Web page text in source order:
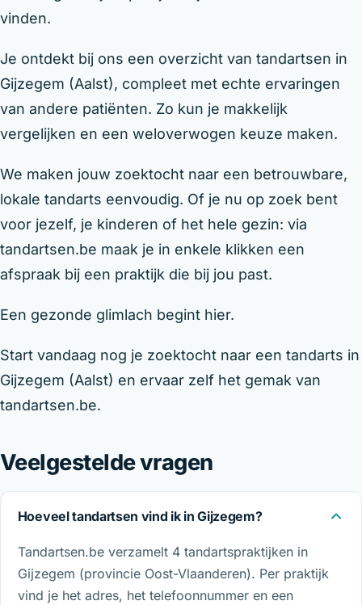
vinden.
Je ontdekt bij ons een overzicht van tandartsen in
Gijzegem (Aalst), compleet met echte ervaringen
van andere patiënten. Zo kun je makkelijk
vergelijken en een weloverwogen keuze maken.
We maken jouw zoektocht naar een betrouwbare,
lokale tandarts eenvoudig. Of je nu op zoek bent
voor jezelf, je kinderen of het hele gezin: via
tandartsen.be maak je in enkele klikken een
afspraak bij een praktijk die bij jou past.
Een gezonde glimlach begint hier.
Start vandaag nog je zoektocht naar een tandarts in
Gijzegem (Aalst) en ervaar zelf het gemak van
tandartsen.be.
Veelgestelde vragen
Hoeveel tandartsen vind ik in Gijzegem?
Tandartsen.be verzamelt 4 tandartspraktijken in
Gijzegem (provincie Oost-Vlaanderen). Per praktijk
vind je het adres, het telefoonnummer en een